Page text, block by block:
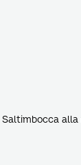
alla